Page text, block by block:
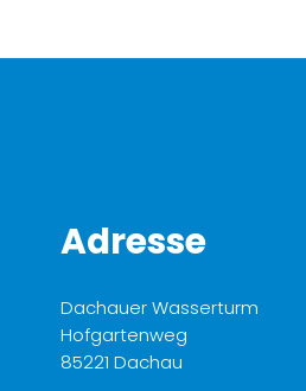
Adresse
Dachauer Wasserturm
Hofgartenweg
85221 Dachau